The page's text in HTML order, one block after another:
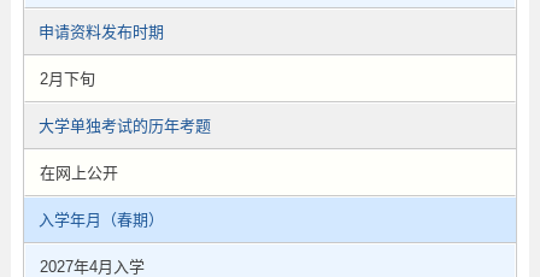
申请资料发布时期
2月下旬
大学单独考试的历年考题
在网上公开
入学年月（春期）
2027年4月入学